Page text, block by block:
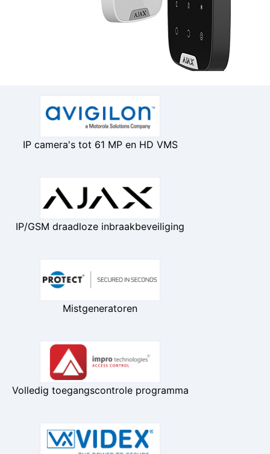
IP camera's tot 61 MP en HD VMS
IP/GSM draadloze inbraakbeveiliging
Mistgeneratoren
Volledig toegangscontrole programma